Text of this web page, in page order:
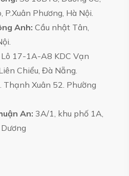
Phương, Hà Nội.
Anh: Cầu nhật Tân,
Lô 17-1A-A8 KDC Vạn
Chiểu, Đà Nẵng.
Thạnh Xuân 52. Phường
An: 3A/1, khu phố 1A,